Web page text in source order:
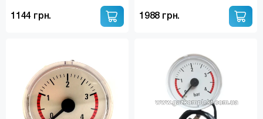
1144 грн. 1988 грн.